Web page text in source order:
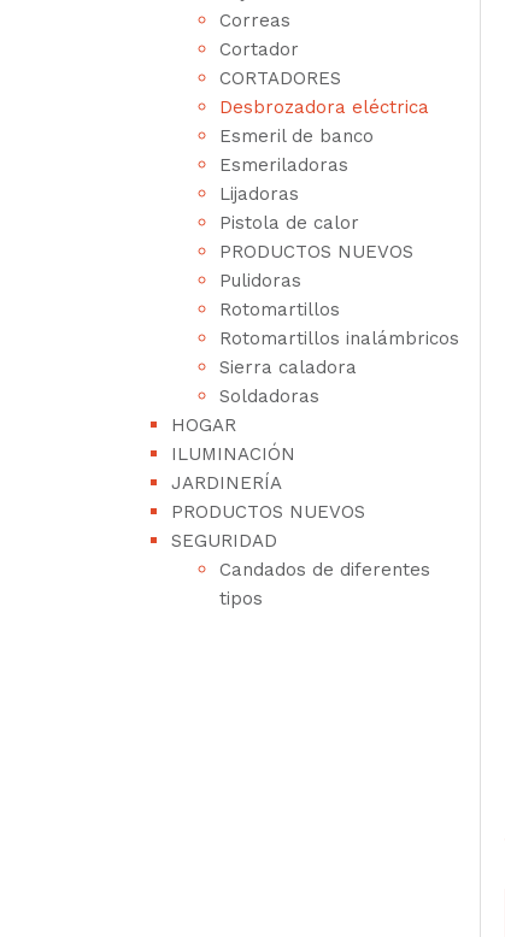
Correas
Cortador
CORTADORES
Desbrozadora eléctrica
Esmeril de banco
Esmeriladoras
Lijadoras
Pistola de calor
PRODUCTOS NUEVOS
Pulidoras
Rotomartillos
Rotomartillos inalámbricos
Sierra caladora
Soldadoras
HOGAR
ILUMINACIÓN
JARDINERÍA
PRODUCTOS NUEVOS
SEGURIDAD
Candados de diferentes
tipos